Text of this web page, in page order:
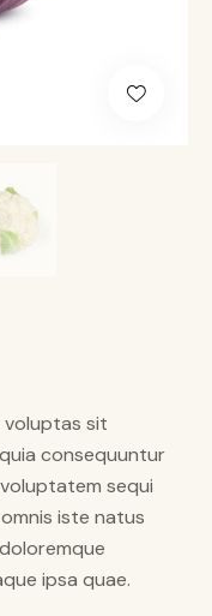
voluptas sit
consequuntur
sequi
iste natus
ipsa quae.